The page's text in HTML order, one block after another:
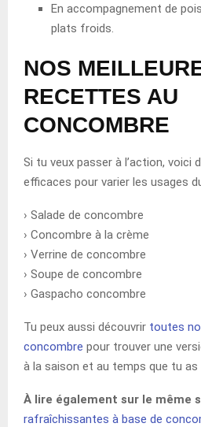
En accompagnement de
plats froids.
NOS
RECETTES AU
CONCOMBRE
Si tu veux passer à l’action, voici
efficaces pour varier les usages
› Salade de concombre
› Concombre à la crème
› Verrine de concombre
› Soupe de concombre
› Gaspacho concombre
Tu peux aussi découvrir toutes
concombre pour trouver une
à la saison et au temps que tu as
À lire également sur le même
rafraîchissantes à base de